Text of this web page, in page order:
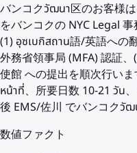
バンコクวัฒนา区のお客様
をバンコクの NYC Legal
(1) อุซเบกิสถาน語/英語への
外務省領事局 (MFA) 認証
使館 への提出を順次行い
หน้าที่、所要日数 10-21 วัน
後 EMS/佐川 でバンコクวัฒ
数値ファクト